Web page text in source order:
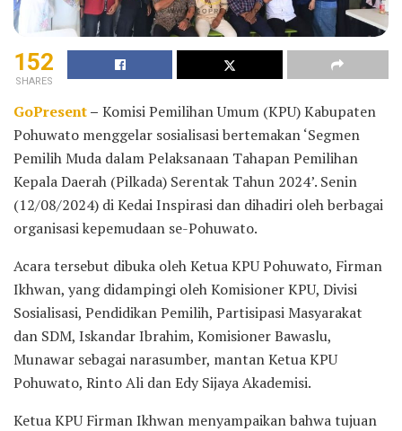
152
SHARES
GoPresent– Komisi Pemilihan Umum (KPU) Kabupaten
Pohuwato menggelar sosialisasi bertemakan ‘Segmen
Pemilih Muda dalam Pelaksanaan Tahapan Pemilihan
Kepala Daerah (Pilkada) Serentak Tahun 2024’. Senin
(12/08/2024) di Kedai Inspirasi dan dihadiri oleh berbagai
organisasi kepemudaan se-Pohuwato.
Acara tersebut dibuka oleh Ketua KPU Pohuwato, Firman
Ikhwan, yang didampingi oleh Komisioner KPU, Divisi
Sosialisasi, Pendidikan Pemilih, Partisipasi Masyarakat
dan SDM, Iskandar Ibrahim, Komisioner Bawaslu,
Munawar sebagai narasumber, mantan Ketua KPU
Pohuwato, Rinto Ali dan Edy Sijaya Akademisi.
Ketua KPU Firman Ikhwan menyampaikan bahwa tujuan